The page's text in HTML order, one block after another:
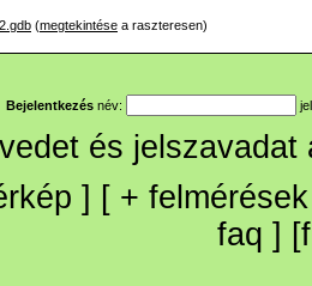
(megtekintése a raszteresen)
Bejelentkezés név:
és
] [ + felmérések
faq ] [